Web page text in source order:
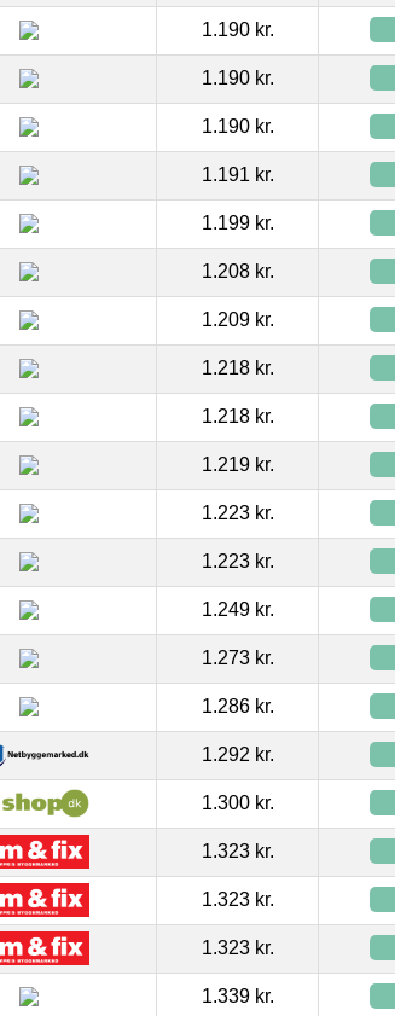
1.190 kr.
1.190 kr.
1.190 kr.
1.191 kr.
1.199 kr.
1.208 kr.
1.209 kr.
1.218 kr.
1.218 kr.
1.219 kr.
1.223 kr.
1.223 kr.
1.249 kr.
1.273 kr.
1.286 kr.
1.292 kr.
1.300 kr.
1.323 kr.
1.323 kr.
1.323 kr.
1.339 kr.